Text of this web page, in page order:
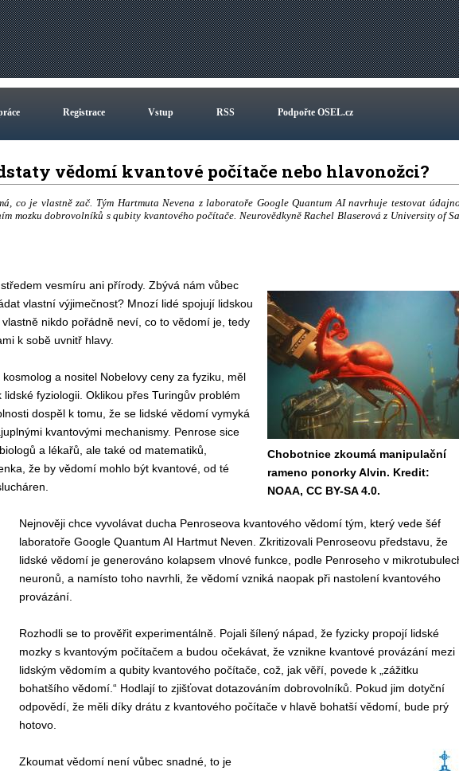
Registrace Vstup RSS Podpořte OSEL.cz
vědomí kvantové počítače nebo hlavonožci?
co je vlastně zač. Tým Hartmuta Nevena z laboratoře Google Quantum AI navrhuje testovat
mozku dobrovolníků s qubity kvantového počítače. Neurovědkyně Rachel Blaserová z University of
Chobotnice zkoumá manipulační
rameno ponorky Alvin. Kredit:
NOAA, CC BY-SA 4.0.
vesmíru ani přírody. Zbývá nám vůbec
vlastní výjimečnost? Mnozí lidé spojují lidskou
nikdo pořádně neví, co to vědomí je, tedy
k sobě uvnitř hlavy.
a nositel Nobelovy ceny za fyziku, měl
fyziologii. Oklikou přes Turingův problém
dospěl k tomu, že se lidské vědomí vymyká
kvantovými mechanismy. Penrose sice
a lékařů, ale také od matematiků,
že by vědomí mohlo být kvantové, od té
Nejnověji chce vyvolávat ducha Penroseova kvantového vědomí tým, který vede šéf
laboratoře Google Quantum AI Hartmut Neven. Zkritizovali Penroseovu představu, že
lidské vědomí je generováno kolapsem vlnové funkce, podle Penroseho v
neuronů, a namísto toho navrhli, že vědomí vzniká naopak při nastolení kvantového
provázání.
Rozhodli se to prověřit experimentálně. Pojali šílený nápad, že fyzicky propojí lidské
mozky s kvantovým počítačem a budou očekávat, že vznikne kvantové provázání mezi
lidským vědomím a qubity kvantového počítače, což, jak věří, povede k „zážitku
bohatšího vědomí.“ Hodlají to zjišťovat dotazováním dobrovolníků. Pokud jim dotyční
odpovědí, že měli díky drátu z kvantového počítače v hlavě bohatší vědomí, bude prý
hotovo.
Zkoumat vědomí není vůbec snadné, to je